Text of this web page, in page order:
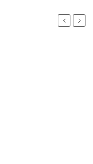
Previous
Next